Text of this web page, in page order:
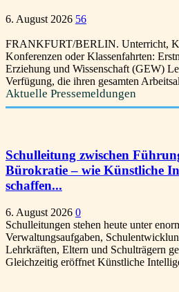
6. August 2026 56
FRANKFURT/BERLIN. Unterricht,
Konferenzen oder Klassenfahrten:
Erziehung und Wissenschaft (GEW)
Verfügung, die ihren gesamten
Aktuelle Pressemeldungen
Schulleitung zwischen
Bürokratie – wie Künstliche
schaffen...
6. August 2026 0
Schulleitungen stehen heute unter
Verwaltungsaufgaben,
Lehrkräften, Eltern und Schulträgern
Gleichzeitig eröffnet Künstliche